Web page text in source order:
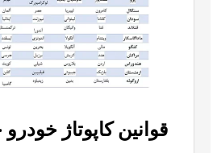
قوانین کاپوتاژ